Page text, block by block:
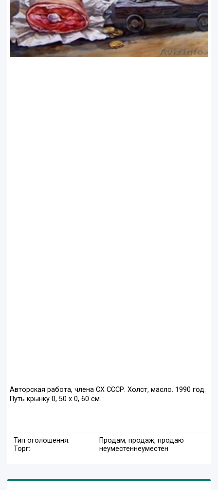
Авторская работа, члена СХ СССР. Холст, масло. 1990 год.
Путь крынку 0, 50 х 0, 60 см.
Тип оголошення:
Продам, продаж, продаю
Торг:
неуместеннеуместен